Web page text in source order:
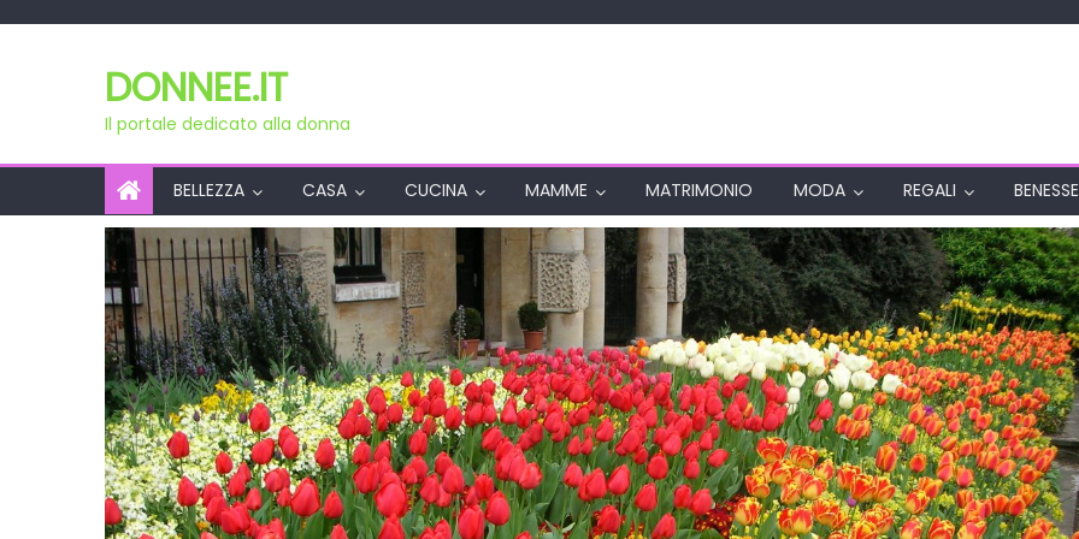
DONNEE.IT
Il portale dedicato alla donna
BELLEZZA CASA CUCINA MAMME MATRIMONIO MODA REGALI